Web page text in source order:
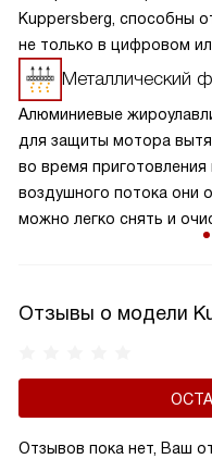
Kuppersberg, способны
не только в цифровом
но и в символьном, и в
к механическим и
контрастные.
Металлический
Алюминиевые
для защиты мотора
во время
воздушного потока они
можно легко снять и
Отзывы о модели
Отзывов пока нет, Ваш